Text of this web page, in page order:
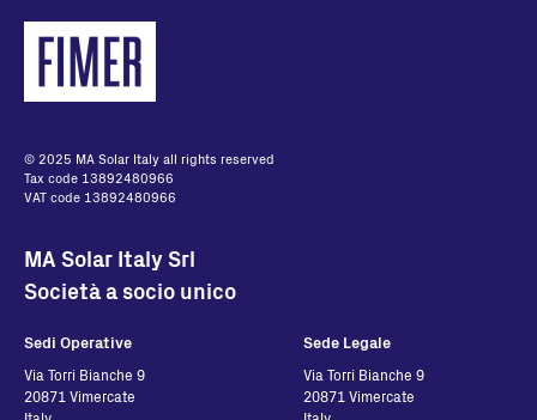
© 2025 MA Solar Italy all rights reserved
Tax code 13892480966
VAT code 13892480966
MA Solar Italy Srl
Società a socio unico
Sedi Operative
Via Torri Bianche 9
20871 Vimercate
Sede Legale
Via Torri Bianche 9
20871 Vimercate